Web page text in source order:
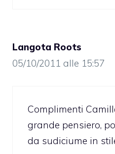
Langota Roots
05/10/2011 alle 15:57
Complimenti
grande pensiero,
da sudiciume in